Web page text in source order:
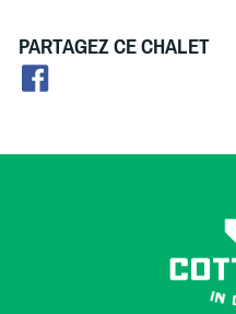
PARTAGEZ CE CHALET